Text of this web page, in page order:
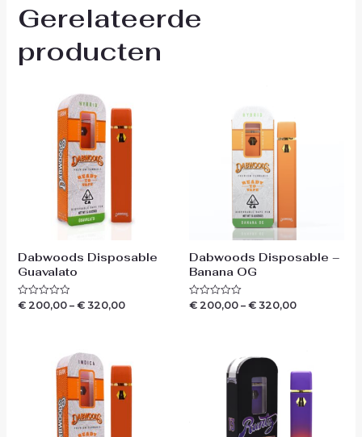
Gerelateerde
producten
Dabwoods Disposable
Guavalato
Waardering
€200,00– €320,00
Dabwoods Disposable –
Banana OG
Waardering
€ 200,00 – € 320,00